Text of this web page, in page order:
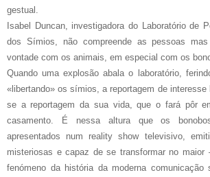
gestual.
Isabel Duncan, investigadora do Laboratório de
dos Símios, não compreende as pessoas
vontade com os animais, em especial com os
Quando uma explosão abala o laboratório,
«libertando» os símios, a reportagem de interesse
se a reportagem da sua vida, que o fará pôr
casamento. É nessa altura que os
apresentados num reality show televisivo,
misteriosas e capaz de se transformar no
fenómeno da história da moderna